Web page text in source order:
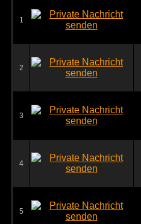
1
2
3
4
5